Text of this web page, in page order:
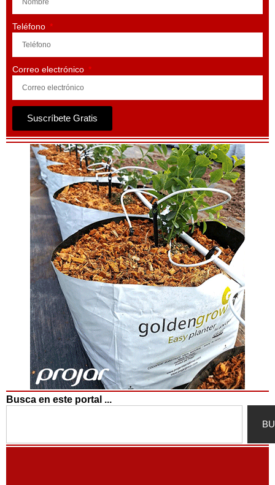
Teléfono
Correo electrónico
Suscríbete Gratis
Busca en este portal ...